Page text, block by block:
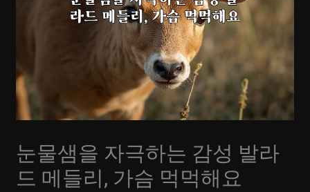
눈물샘을 자극하는 감성 발라
드 메들리, 가슴 먹먹해요